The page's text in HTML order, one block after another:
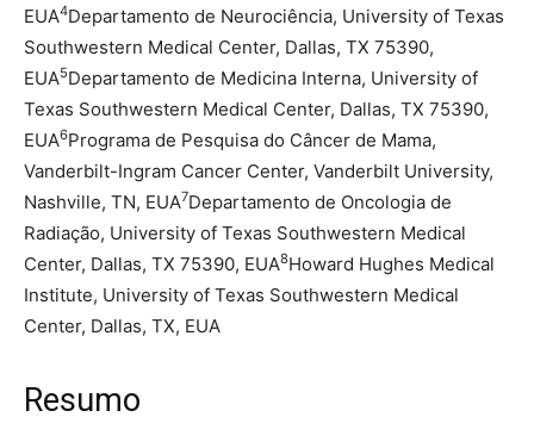
EUA4Departamento de Neurociência, University of Texas
Southwestern Medical Center, Dallas, TX 75390,
EUA5Departamento de Medicina Interna, University of
Texas Southwestern Medical Center, Dallas, TX 75390,
EUA6Programa de Pesquisa do Câncer de Mama,
Vanderbilt-Ingram Cancer Center, Vanderbilt University,
Nashville, TN, EUA7Departamento de Oncologia de
Radiação, University of Texas Southwestern Medical
Center, Dallas, TX 75390, EUA8Howard Hughes Medical
Institute, University of Texas Southwestern Medical
Center, Dallas, TX, EUA
Resumo